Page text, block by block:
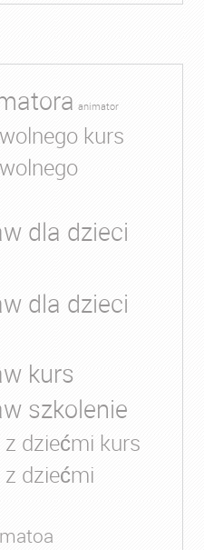
animator
kurs
dla dzieci
dla dzieci
kurs
szkolenie
dziećmi kurs
dziećmi